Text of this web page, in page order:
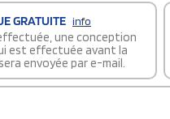
GRATUITE info
une conception
est effectuée avant la
envoyée par e-mail.